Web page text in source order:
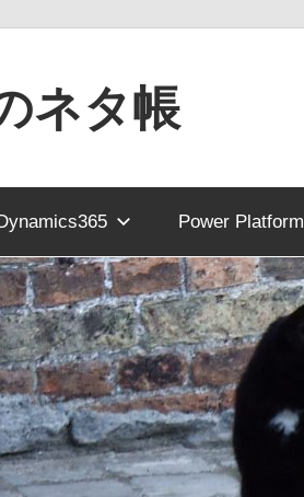
ネタ帳
Power Platform